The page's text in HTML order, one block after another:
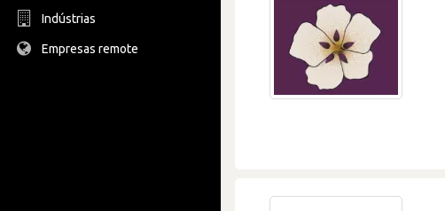
Indústrias
Empresas remote